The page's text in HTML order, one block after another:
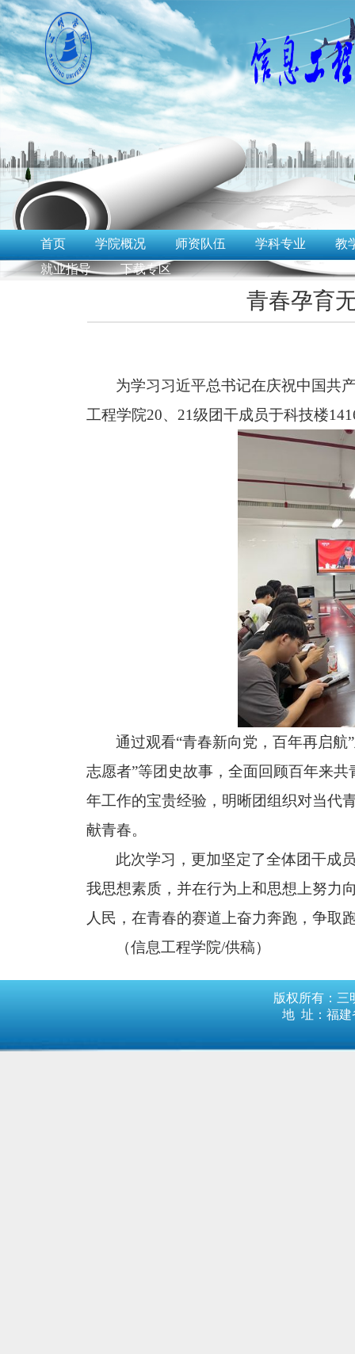
首页 学院概况 师资队伍 学科专业
教
就业指导
下载专区
青春孕育
为学习习近平总书记在庆祝中国共
工程学院20、21级团干成员于科技楼
通过观看“青春新向党，百年再启航
志愿者”等团史故事，全面回顾百年来
年工作的宝贵经验，明晰团组织对当代
献青春。
此次学习，更加坚定了全体团干成
我思想素质，并在行为上和思想上努力
人民，在青春的赛道上奋力奔跑，争取
（信息工程学院/供稿）
版权所有：三
地 址：福建